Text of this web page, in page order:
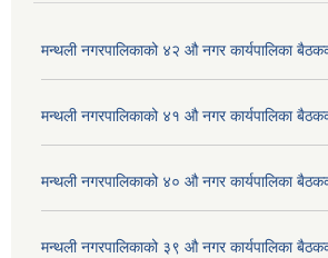
मन्थली नगरपालिकाको ४२ औ नगर कार्यपालिका
मन्थली नगरपालिकाको ४१ औ नगर कार्यपालिका
मन्थली नगरपालिकाको ४० औ नगर कार्यपालिका
मन्थली नगरपालिकाको ३९ औ नगर कार्यपालिका